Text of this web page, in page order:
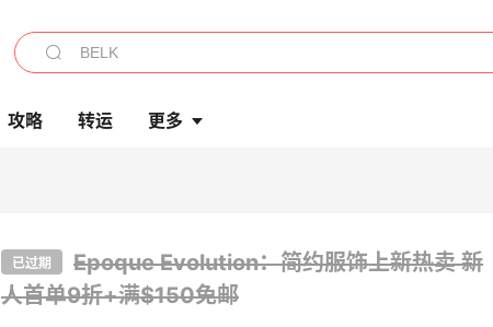
攻略 转运 更多
已过期 Epoque Evolution：简约服饰上新热卖新
人首单9折+满$150免邮